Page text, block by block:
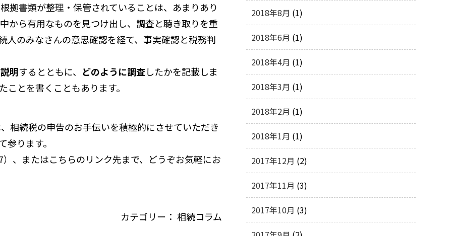
書類が整理・保管されていることは、あまりあり
から有用なものを見つけ出し、調査と聴き取りを重
人のみなさんの意思確認を経て、事実確認と税務判
明するとともに、 どのように調査したかを記載しま
とを書くこともあります。
続税の申告のお手伝いを積極的にさせていただき
ります。
、またはこちらのリンク先まで、どうぞお気軽にお
カテゴリー： 相続コラム
2018年8月 (1)
2018年6月 (1)
2018年4月 (1)
2018年3月 (1)
2018年2月 (1)
2018年1月 (1)
2017年12月 (2)
2017年11月 (3)
2017年10月 (3)